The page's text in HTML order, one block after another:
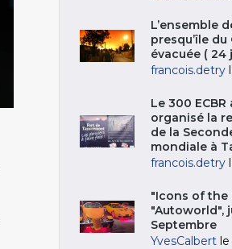
L’ensemble
presqu’île
évacuée ( 24
francois.detry
Le 300 ECBR
organisé la
de la
mondiale à
francois.detry
"Icons of the
"Autoworld",
Septembre
YvesCalbert